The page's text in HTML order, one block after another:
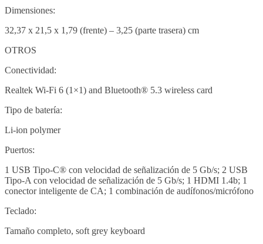
Dimensiones:
32,37 x 21,5 x 1,79 (frente) – 3,25 (parte trasera) cm
OTROS
Conectividad:
Realtek Wi-Fi 6 (1×1) and Bluetooth® 5.3 wireless card
Tipo de batería:
Li-ion polymer
Puertos:
1 USB Tipo-C® con velocidad de señalización de 5 Gb/s; 2 USB
Tipo-A con velocidad de señalización de 5 Gb/s; 1 HDMI 1.4b; 1
conector inteligente de CA; 1 combinación de audífonos/micrófono
Teclado:
Tamaño completo, soft grey keyboard